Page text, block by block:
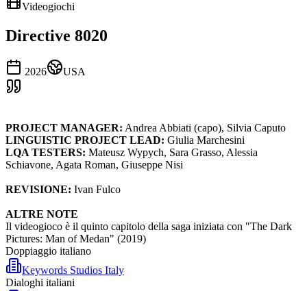
Videogiochi
Directive 8020
2026 USA
PROJECT MANAGER: Andrea Abbiati (capo), Silvia Caputo
LINGUISTIC PROJECT LEAD: Giulia Marchesini
LQA TESTERS: Mateusz Wypych, Sara Grasso, Alessia
Schiavone, Agata Roman, Giuseppe Nisi
REVISIONE: Ivan Fulco
ALTRE NOTE
Il videogioco è il quinto capitolo della saga iniziata con "The Dark
Pictures: Man of Medan" (2019)
Doppiaggio italiano
Keywords Studios Italy
Dialoghi italiani